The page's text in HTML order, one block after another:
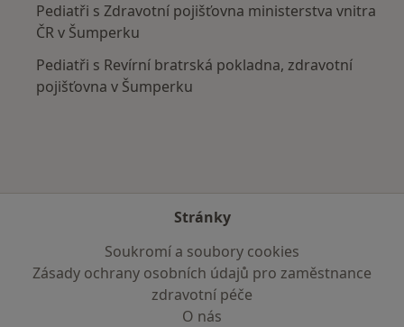
Pediatři s Zdravotní pojišťovna ministerstva vnitra
ČR v Šumperku
Pediatři s Revírní bratrská pokladna, zdravotní
pojišťovna v Šumperku
Stránky
Soukromí a soubory cookies
Zásady ochrany osobních údajů pro zaměstnance
zdravotní péče
O nás